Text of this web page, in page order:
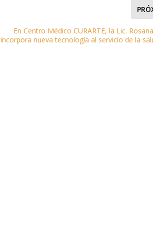
En Centro Médico CURARTE, la Lic.
incorpora nueva tecnología al servicio de la